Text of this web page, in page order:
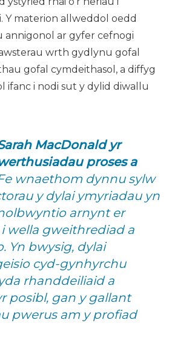
Y materion allweddol oedd
annigonol ar gyfer cefnogi
wrth gydlynu gofal
gofal cymdeithasol, a diffyg
ifanc i nodi sut y dylid diwallu
MacDonald yr
proses a
wnaethom dynnu sylw
y dylai ymyriadau yn
arnynt er
wella gweithrediad a
Yn bwysig, dylai
cyd-gynhyrchu
rhanddeiliaid a
posibl, gan y gallant
pwerus am y profiad